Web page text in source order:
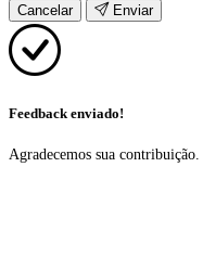
Cancelar Enviar
Feedback enviado!
Agradecemos sua contribuição.